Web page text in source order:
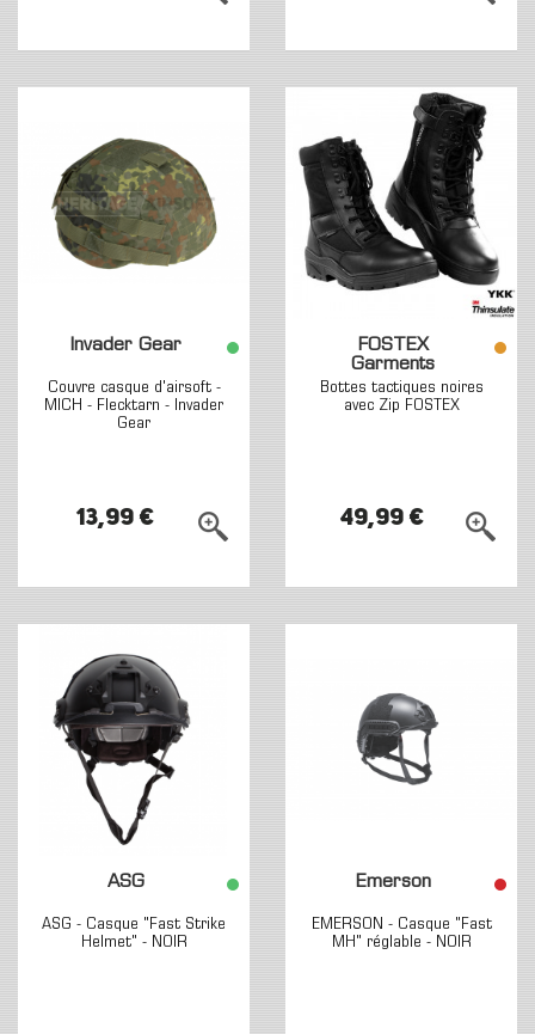
Invader Gear
Couvre casque d'airsoft -
MICH - Flecktarn - Invader
Gear
13,99 €
FOSTEX
Garments
Bottes tactiques noires
avec Zip FOSTEX
49,99 €
ASG
ASG - Casque "Fast Strike
Helmet" - NOIR
Emerson
EMERSON - Casque "Fast
MH" réglable - NOIR